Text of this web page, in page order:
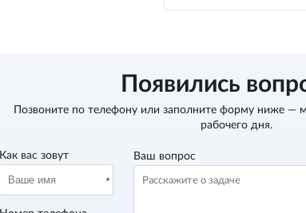
Появились
Позвоните по телефону или заполните форму ниже —
рабочего дня.
Как вас зовут Ваш вопрос